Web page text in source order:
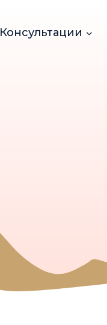
Консультации